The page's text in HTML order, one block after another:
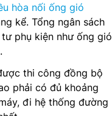
hòa nối ống gió
kể. Tổng ngân sách
phụ kiện như ống gió
thi công đồng bộ
phải có đủ khoảng
đi hệ thống đường